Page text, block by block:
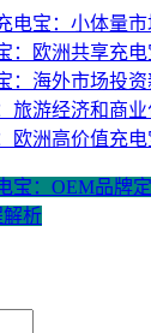
电宝：小体量
：欧洲共享充
：海外市场投
旅游经济和商
欧洲高价值充电
宝：OEM品牌
析